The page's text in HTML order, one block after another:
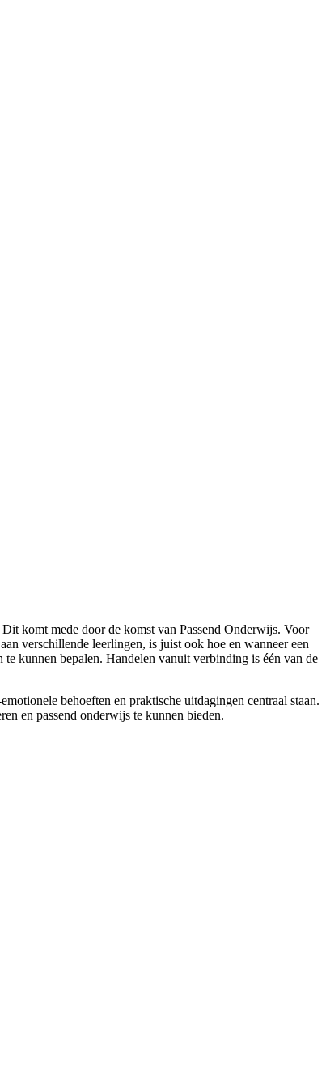
komt mede door de komst van Passend Onderwijs. Voor
verschillende leerlingen, is juist ook hoe en wanneer een
kunnen bepalen. Handelen vanuit verbinding is één van de
behoeften en praktische uitdagingen centraal staan.
en passend onderwijs te kunnen bieden.